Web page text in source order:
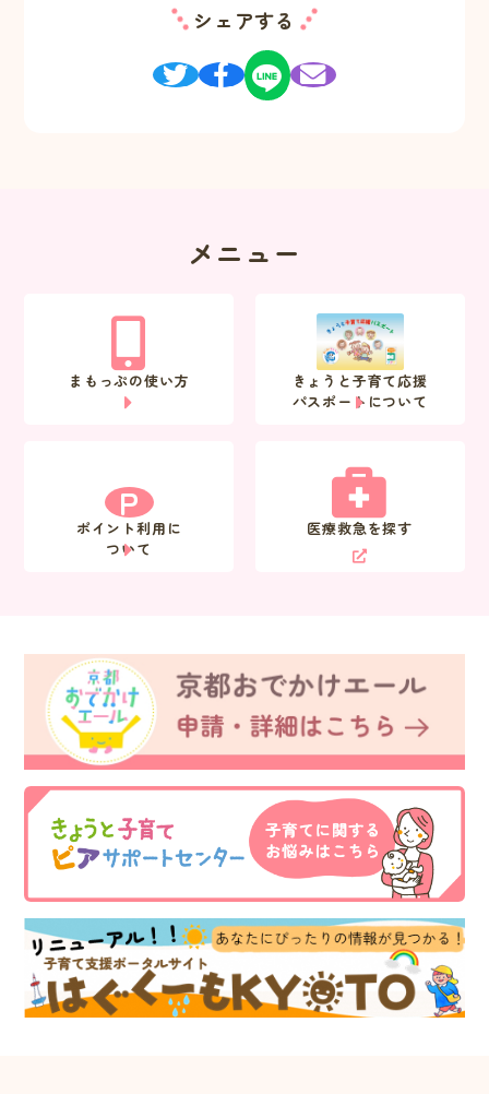
シェアする
メニュー
まもっぷの使い方
きょうと子育て応援
パスポートについて
P
ポイント利用に
ついて
医療救急を探す